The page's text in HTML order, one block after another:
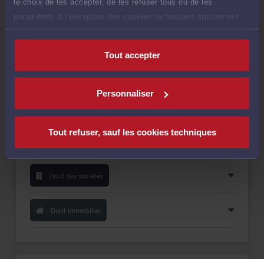
le choix de les accepter, de les refuser tous ou de les
paramétrer, à l’exception des cookies techniques strictement
nécessaires au fonctionnement du site.
Tout accepter
Personnaliser
Tout refuser, sauf les cookies techniques
honoraires à l’avocat par Carte Bancaire.
Payer
Compétences
Droit de la famille, des personnes et de leur patrimoine
Droit des sociétés
Droit immobilier